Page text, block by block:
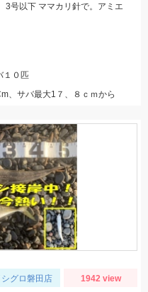
号以下 ママカリ針で。アミエ
１０匹
、サバ最大1７、８ｃｍから
シグロ磐田店 1942 view